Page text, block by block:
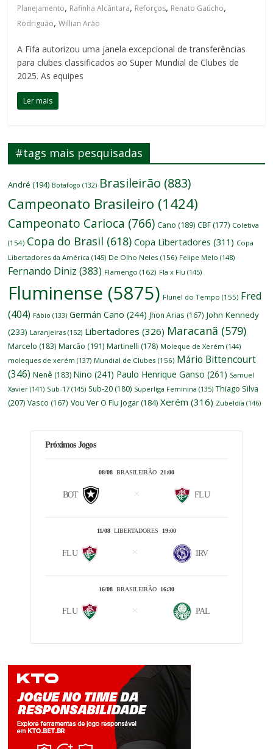
Planejamento, Rafinha Alcântara, Reforços, Renato Gaúcho,
Rodriguão,Willian Arão
A Fifa autorizou uma janela excepcional de transferências
para clubes classificados ao Super Mundial de Clubes de
2025. As equipes
Ler mais
#tags mais pesquisadas
André (194) Botafogo (132) Brasileirão (883)
Campeonato Brasileiro (1424)
Campeonato Carioca (766) Cano (189) CBF (177) Coletiva
(154) Copa do Brasil (618) Copa Libertadores (311) Copa
Libertadores da América (145) De Olho Neles (156) Felipe Melo (148)
Fernando Diniz (383) Flamengo (162) Fla x Flu (145)
Fluminense (5875) Flunel do Tempo (155) Fred
(404) Fábio (133) Germán Cano (244) Jhon Arias (167) John Kennedy
(233) Laranjeiras (152) Libertadores (326) Maracanã (579)
Marcelo (183) Marcão (191) Martinelli (178) Moleque de Xerém (144)
moleques de xerém (137) Mundial de Clubes (156) Mário Bittencourt
(346) Nenê (183) Nino (241) Paulo Henrique Ganso (261) Samuel
Xavier (141) Sub-17 (145) Sub-20 (180) Superliga Feminina (135) Thiago Silva
(207) Vasco (167) Vou Ver O Flu Jogar (184) Xerém (316) Zubeldía (146)
Próximos Jogos
08/08BRASILEIRÃO 21:00
BOT FLU
11/08LIBERTADORES 19:00
FLU IRV
16/08BRASILEIRÃO 16:30
FLU PAL